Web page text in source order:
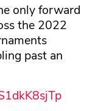
only forward
the 2022
past an